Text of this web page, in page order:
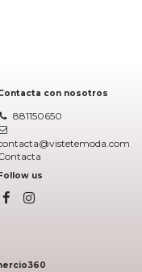
con nosotros
881150650
us